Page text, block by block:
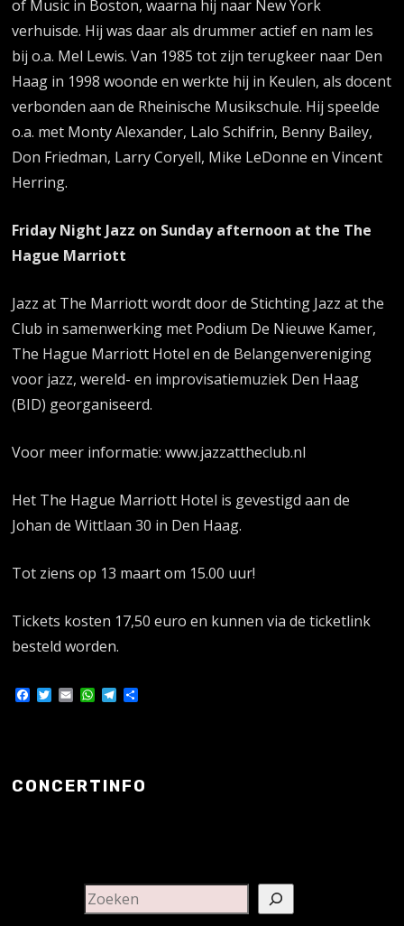
of Music in Boston, waarna hij naar New York
verhuisde. Hij was daar als drummer actief en nam les
bij o.a. Mel Lewis. Van 1985 tot zijn terugkeer naar Den
Haag in 1998 woonde en werkte hij in Keulen, als docent
verbonden aan de Rheinische Musikschule. Hij speelde
o.a. met Monty Alexander, Lalo Schifrin, Benny Bailey,
Don Friedman, Larry Coryell, Mike LeDonne en Vincent
Herring.
Friday Night Jazz on Sunday afternoon at the The
Hague Marriott
Jazz at The Marriott wordt door de Stichting Jazz at the
Club in samenwerking met Podium De Nieuwe Kamer,
The Hague Marriott Hotel en de Belangenvereniging
voor jazz, wereld- en improvisatiemuziek Den Haag
(BID) georganiseerd.
Voor meer informatie: www.jazzattheclub.nl
Het The Hague Marriott Hotel is gevestigd aan de
Johan de Wittlaan 30 in Den Haag.
Tot ziens op 13 maart om 15.00 uur!
Tickets kosten 17,50 euro en kunnen via de ticketlink
besteld worden.
Facebook
TwitterEmailWhatsApp
Telegram
CONCERTINFO